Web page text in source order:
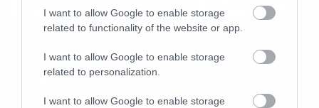
I want to allow Google to enable storage
related to functionality of the website or app.
I want to allow Google to enable storage
related to personalization.
I want to allow Google to enable storage
Ο Anselmo τραγούδησε δύο
φορές Pantera στο Download
Festival